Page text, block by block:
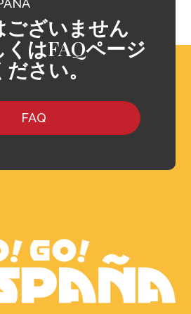
ございません
はFAQページ
さい。
FAQ